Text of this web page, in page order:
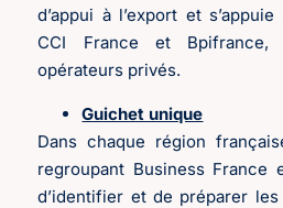
d’appui à l’export et
CCI France et
opérateurs privés.
Guichet unique
Dans chaque région
regroupant Business France
d’identifier et de préparer